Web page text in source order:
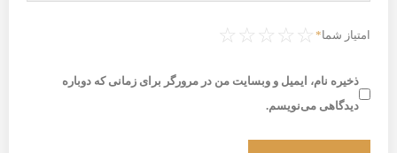
امتیاز شما*
☆
☆
☆
☆
☆
ذخیره نام، ایمیل و وبسایت من در مرورگر برای زمانی که دوباره
دیدگاهی می‌نویسم.